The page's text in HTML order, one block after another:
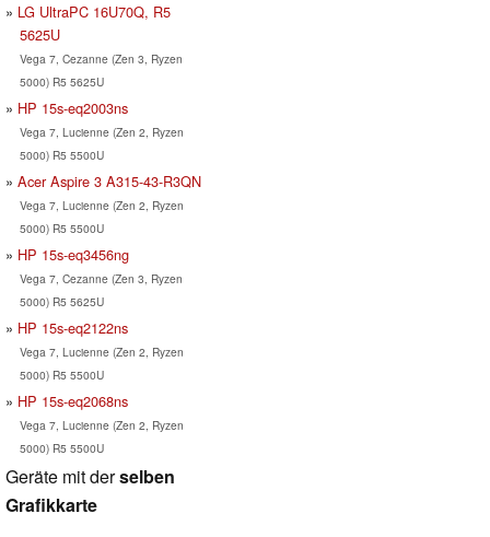
LG UltraPC 16U70Q, R5
5625U
Vega 7, Cezanne (Zen 3, Ryzen
5000) R5 5625U
HP 15s-eq2003ns
Vega 7, Lucienne (Zen 2, Ryzen
5000) R5 5500U
Acer Aspire 3 A315-43-R3QN
Vega 7, Lucienne (Zen 2, Ryzen
5000) R5 5500U
HP 15s-eq3456ng
Vega 7, Cezanne (Zen 3, Ryzen
5000) R5 5625U
HP 15s-eq2122ns
Vega 7, Lucienne (Zen 2, Ryzen
5000) R5 5500U
HP 15s-eq2068ns
Vega 7, Lucienne (Zen 2, Ryzen
5000) R5 5500U
Geräte mit derselben
Grafikkarte